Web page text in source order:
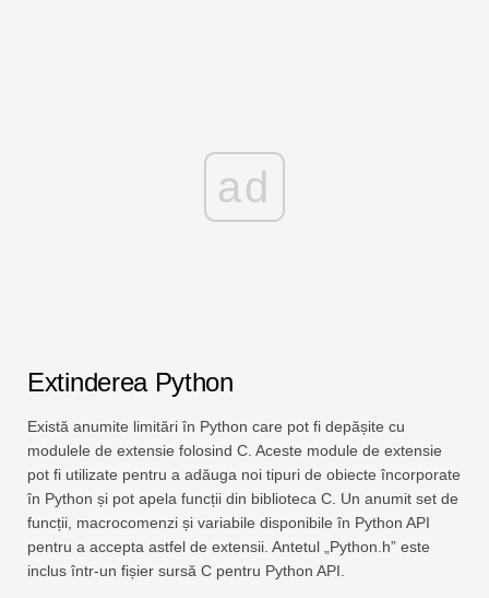
ad
Extinderea Python
Există anumite limitări în Python care pot fi depășite cu
modulele de extensie folosind C. Aceste module de extensie
pot fi utilizate pentru a adăuga noi tipuri de obiecte încorporate
în Python și pot apela funcții din biblioteca C. Un anumit set de
funcții, macrocomenzi și variabile disponibile în Python API
pentru a accepta astfel de extensii. Antetul „Python.h” este
inclus într-un fișier sursă C pentru Python API.